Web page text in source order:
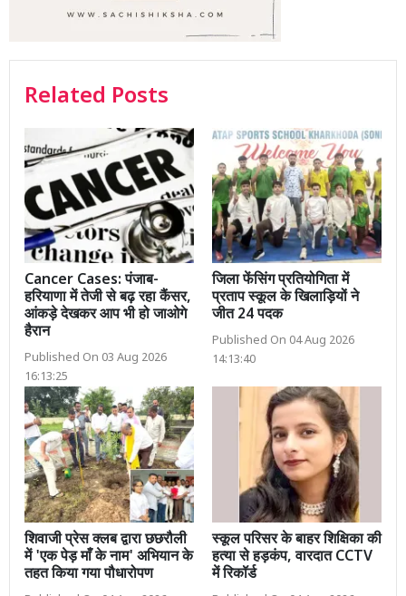
Related Posts
Cancer Cases: पंजाब-
हरियाणा में तेजी से बढ़ रहा कैंसर,
आंकड़े देखकर आप भी हो जाओगे
हैरान
Published On 03 Aug 2026
16:13:25
जिला फेंसिंग प्रतियोगिता में
प्रताप स्कूल के खिलाड़ियों ने
जीत 24 पदक
Published On 04 Aug 2026
14:13:40
शिवाजी प्रेस क्लब द्वारा छछरौली
में 'एक पेड़ माँ के नाम' अभियान के
तहत किया गया पौधारोपण
स्कूल परिसर के बाहर शिक्षिका की
हत्या से हड़कंप, वारदात CCTV
में रिकॉर्ड